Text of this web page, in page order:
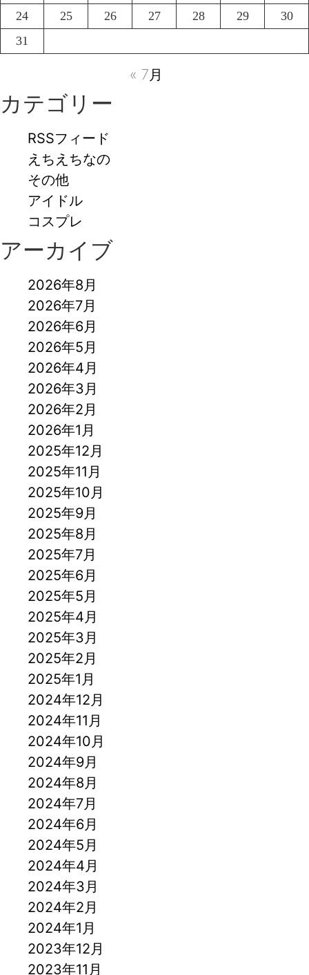
24
25 26 27 28 29
30
31
« 7月
カテゴリー
RSSフィード
えちえちなの
その他
アイドル
コスプレ
アーカイブ
2026年8月
2026年7月
2026年6月
2026年5月
2026年4月
2026年3月
2026年2月
2026年1月
2025年12月
2025年11月
2025年10月
2025年9月
2025年8月
2025年7月
2025年6月
2025年5月
2025年4月
2025年3月
2025年2月
2025年1月
2024年12月
2024年11月
2024年10月
2024年9月
2024年8月
2024年7月
2024年6月
2024年5月
2024年4月
2024年3月
2024年2月
2024年1月
2023年12月
2023年11月